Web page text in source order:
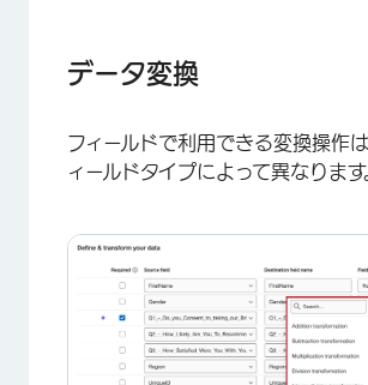
データ変換
フィールドで利用できる変換操作
ィールドタイプによって異なります